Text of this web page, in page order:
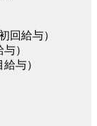
回給与）
）
与）